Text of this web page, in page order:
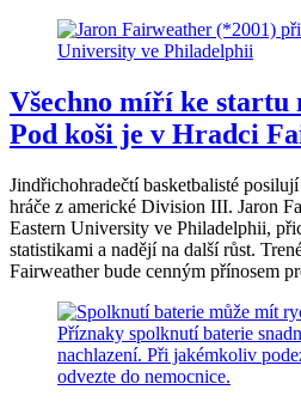
Všechno míří ke startu
Pod koši je v Hradci
Jindřichohradečtí basketbalisté
hráče z americké Division III. Jaron
Eastern University ve Philadelphii,
statistikami a nadějí na další růst.
Fairweather bude cenným přínosem